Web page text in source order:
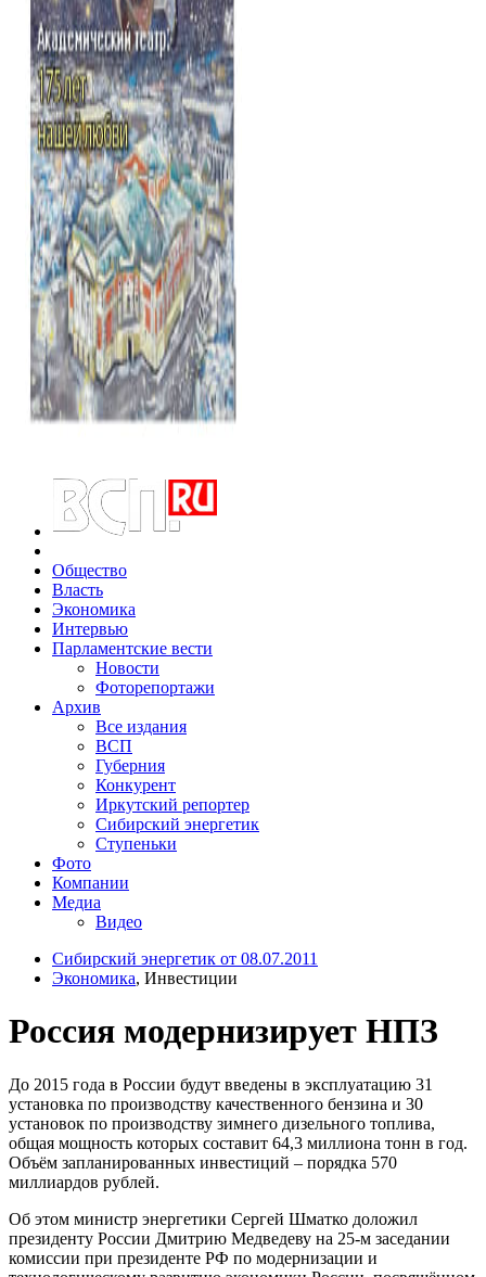
Общество
Власть
Экономика
Интервью
Парламентские вести
Новости
Фоторепортажи
Архив
Все издания
ВСП
Губерния
Конкурент
Иркутский репортер
Сибирский энергетик
Ступеньки
Фото
Компании
Медиа
Видео
Сибирский энергетик от 08.07.2011
Экономика, Инвестиции
Россия модернизирует НПЗ
До 2015 года в России будут введены в эксплуатацию 31
установка по производству качественного бензина и 30
установок по производству зимнего дизельного топлива,
общая мощность которых составит 64,3 миллиона тонн в год.
Объём запланированных инвестиций – порядка 570
миллиардов рублей.
Об этом министр энергетики Сергей Шматко доложил
президенту России Дмитрию Медведеву на 25-м заседании
комиссии при президенте РФ по модернизации и